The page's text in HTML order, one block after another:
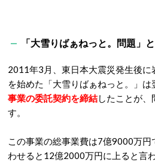
「大雪りばぁねっと。問題」
2011年3月、東日本大震災発生後に
を始めた「大雪りばぁねっと。」は
事業の委託契約を締結したことが
す。
この事業の総事業費は7億9000万円
わせると12億2000万円に上ると言